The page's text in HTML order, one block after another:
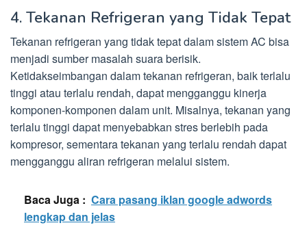
4. Tekanan Refrigeran yang Tidak Tepat
Tekanan refrigeran yang tidak tepat dalam sistem AC bisa
menjadi sumber masalah suara berisik.
Ketidakseimbangan dalam tekanan refrigeran, baik terlalu
tinggi atau terlalu rendah, dapat mengganggu kinerja
komponen-komponen dalam unit. Misalnya, tekanan yang
terlalu tinggi dapat menyebabkan stres berlebih pada
kompresor, sementara tekanan yang terlalu rendah dapat
mengganggu aliran refrigeran melalui sistem.
Baca Juga : Cara pasang iklan google adwords
lengkap dan jelas